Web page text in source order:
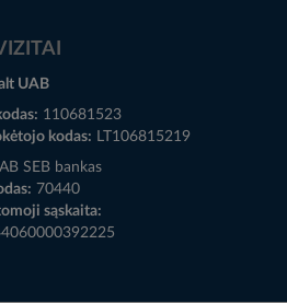
UAB
110681523
kodas: LT106815219
AB SEB bankas
70440
sąskaita: